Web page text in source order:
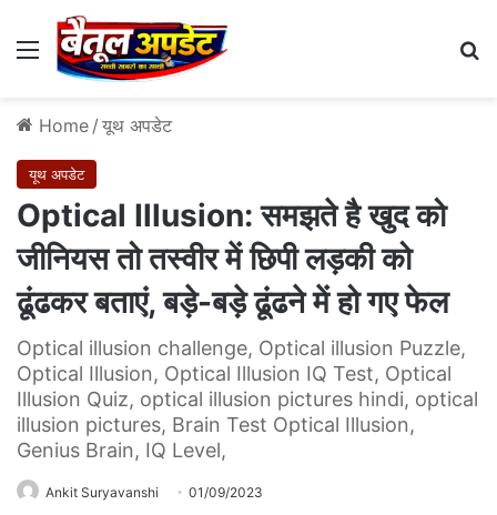
Menu
Home / यूथ अपडेट
यूथ अपडेट
Optical Illusion: समझते है खुद को
जीनियस तो तस्वीर में छि‍पी लड़की को
ढूंढकर बताएं, बड़े-बड़े ढूंढने में हो गए फेल
Optical illusion challenge, Optical illusion Puzzle,
Optical Illusion, Optical Illusion IQ Test, Optical
Illusion Quiz, optical illusion pictures hindi, optical
illusion pictures, Brain Test Optical Illusion,
Genius Brain, IQ Level,
Ankit Suryavanshi 01/09/2023